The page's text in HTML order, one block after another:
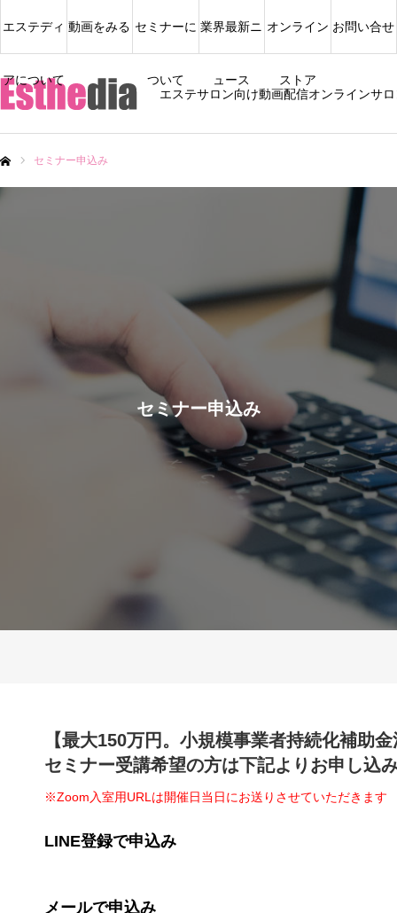
エステサロン向け動画配信オンラインサ
エステディ
アについて
動画をみる セミナーに
ついて
業界最新ニ
ュース
オンライン
ストア
お問い合せ
セミナー申込み
セミナー申込み
【最大150万円。小規模事業者持続化補助
セミナー受講希望の方は下記よりお申し込
※Zoom入室用URLは開催日当日にお送りさせていただきます
LINE登録で申込み
メールで申込み